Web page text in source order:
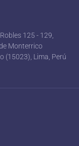
125 - 129,
Monterrico
(15023), Lima, Perú